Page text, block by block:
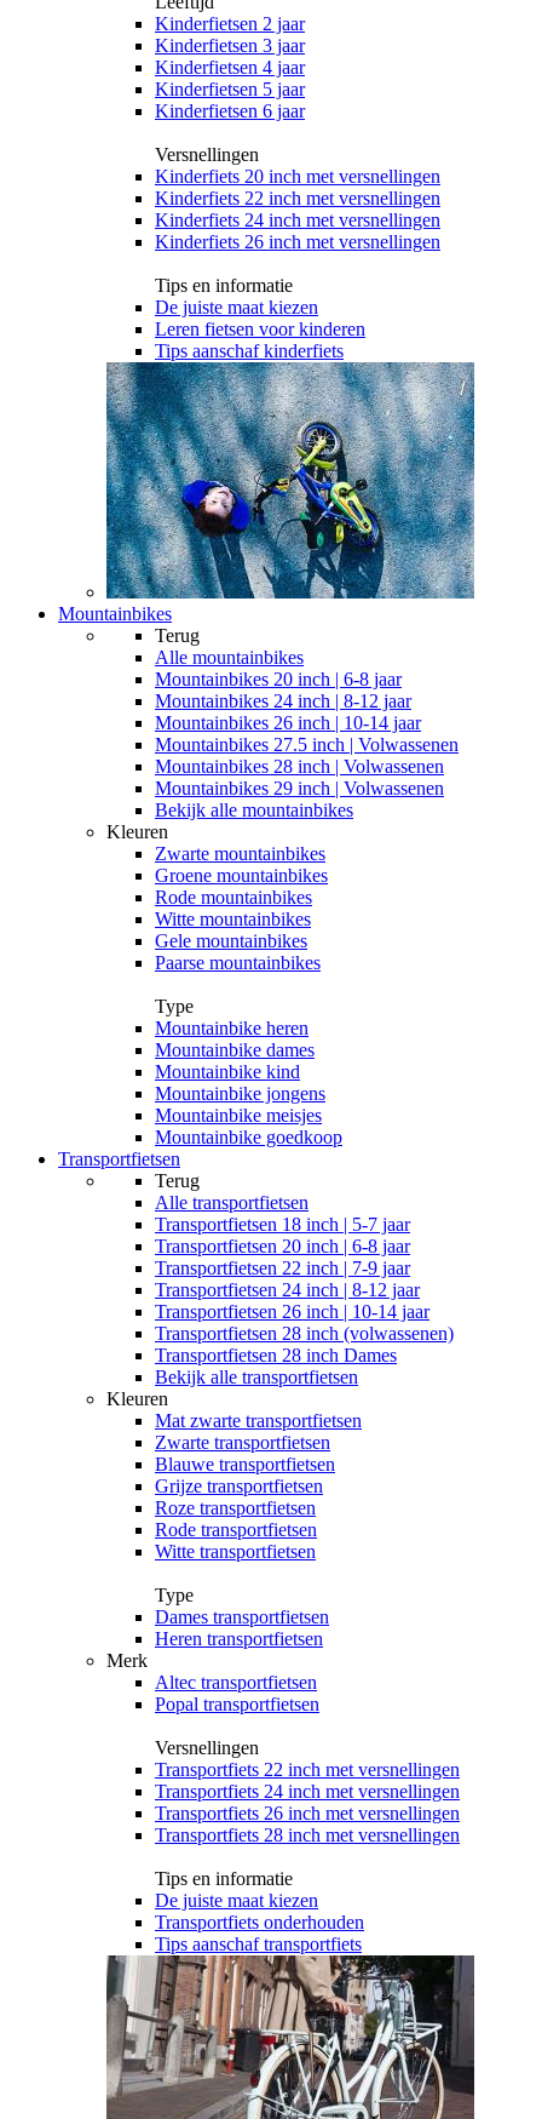
Kinderfietsen 2 jaar
Kinderfietsen 3 jaar
Kinderfietsen 4 jaar
Kinderfietsen 5 jaar
Kinderfietsen 6 jaar
Versnellingen
Kinderfiets 20 inch met versnellingen
Kinderfiets 22 inch met versnellingen
Kinderfiets 24 inch met versnellingen
Kinderfiets 26 inch met versnellingen
Tips en informatie
De juiste maat kiezen
Leren fietsen voor kinderen
Tips aanschaf kinderfiets
Mountainbikes
Terug
Alle mountainbikes
Mountainbikes 20 inch | 6-8 jaar
Mountainbikes 24 inch | 8-12 jaar
Mountainbikes 26 inch | 10-14 jaar
Mountainbikes 27.5 inch | Volwassenen
Mountainbikes 28 inch | Volwassenen
Mountainbikes 29 inch | Volwassenen
Bekijk alle mountainbikes
Kleuren
Zwarte mountainbikes
Groene mountainbikes
Rode mountainbikes
Witte mountainbikes
Gele mountainbikes
Paarse mountainbikes
Type
Mountainbike heren
Mountainbike dames
Mountainbike kind
Mountainbike jongens
Mountainbike meisjes
Mountainbike goedkoop
Transportfietsen
Terug
Alle transportfietsen
Transportfietsen 18 inch | 5-7 jaar
Transportfietsen 20 inch | 6-8 jaar
Transportfietsen 22 inch | 7-9 jaar
Transportfietsen 24 inch | 8-12 jaar
Transportfietsen 26 inch | 10-14 jaar
Transportfietsen 28 inch (volwassenen)
Transportfietsen 28 inch Dames
Bekijk alle transportfietsen
Kleuren
Mat zwarte transportfietsen
Zwarte transportfietsen
Blauwe transportfietsen
Grijze transportfietsen
Roze transportfietsen
Rode transportfietsen
Witte transportfietsen
Type
Dames transportfietsen
Heren transportfietsen
Merk
Altec transportfietsen
Popal transportfietsen
Versnellingen
Transportfiets 22 inch met versnellingen
Transportfiets 24 inch met versnellingen
Transportfiets 26 inch met versnellingen
Transportfiets 28 inch met versnellingen
Tips en informatie
De juiste maat kiezen
Transportfiets onderhouden
Tips aanschaf transportfiets